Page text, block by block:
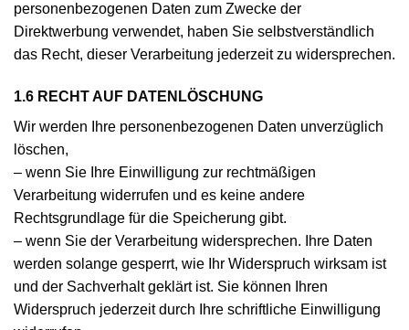
personenbezogenen Daten zum Zwecke der
Direktwerbung verwendet, haben Sie selbstverständlich
das Recht, dieser Verarbeitung jederzeit zu widersprechen.
1.6 RECHT AUF DATENLÖSCHUNG
Wir werden Ihre personenbezogenen Daten unverzüglich
löschen,
– wenn Sie Ihre Einwilligung zur rechtmäßigen
Verarbeitung widerrufen und es keine andere
Rechtsgrundlage für die Speicherung gibt.
– wenn Sie der Verarbeitung widersprechen. Ihre Daten
werden solange gesperrt, wie Ihr Widerspruch wirksam ist
und der Sachverhalt geklärt ist. Sie können Ihren
Widerspruch jederzeit durch Ihre schriftliche Einwilligung